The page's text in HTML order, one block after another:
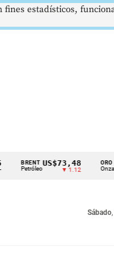
US$73,48
▼ 1.12
ORO
Onza Troy
Sábado
estadísticos,